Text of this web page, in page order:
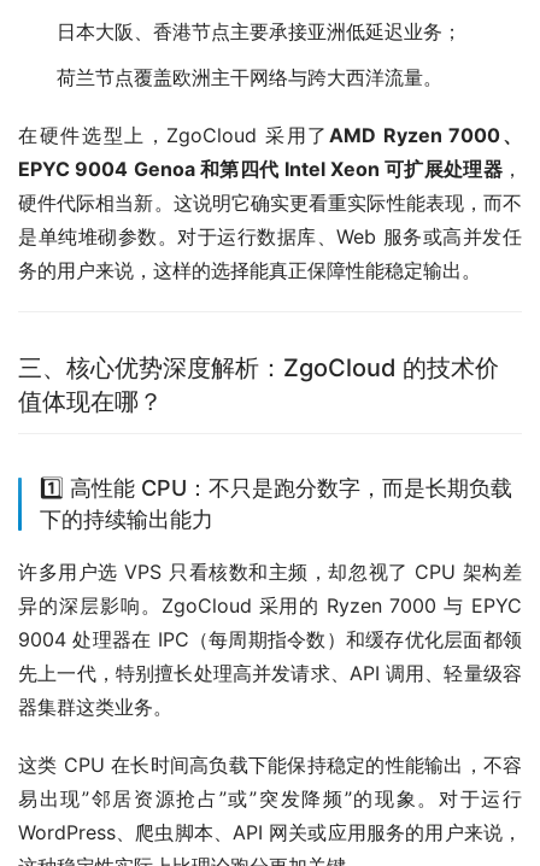
日本大阪、香港节点主要承接亚洲低延迟业务；
荷兰节点覆盖欧洲主干网络与跨大西洋流量。
在硬件选型上，ZgoCloud 采用了AMD Ryzen 7000、
EPYC 9004 Genoa 和第四代 Intel Xeon 可扩展处理器 ，
硬件代际相当新。这说明它确实更看重实际性能表现，而不
是单纯堆砌参数。对于运行数据库、Web 服务或高并发任
务的用户来说，这样的选择能真正保障性能稳定输出。
三、核心优势深度解析：ZgoCloud 的技术价
值体现在哪？
1️⃣ 高性能 CPU：不只是跑分数字，而是长期负载
下的持续输出能力
许多用户选 VPS 只看核数和主频，却忽视了 CPU 架构差
异的深层影响。ZgoCloud 采用的 Ryzen 7000 与 EPYC
9004 处理器在 IPC（每周期指令数）和缓存优化层面都领
先上一代，特别擅长处理高并发请求、API 调用、轻量级容
器集群这类业务。
这类 CPU 在长时间高负载下能保持稳定的性能输出，不容
易出现”邻居资源抢占”或”突发降频”的现象。对于运行
WordPress、爬虫脚本、API 网关或应用服务的用户来说，